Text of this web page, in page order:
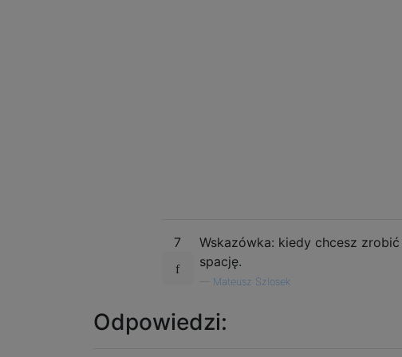
7
Wskazówka: kiedy chcesz
spację.
Mateusz Szlosek
Odpowiedzi: